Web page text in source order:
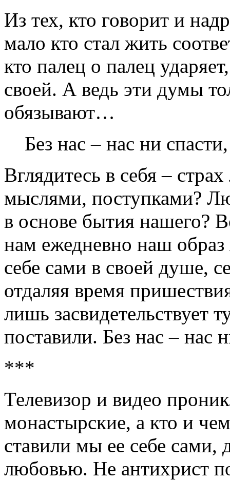
Из тех, кто говорит и
мало кто стал жить
кто палец о палец
своей. А ведь эти думы
обязывают…
Без нас – нас ни
Вглядитесь в себя –
мыслями, поступками?
в основе бытия нашего?
нам ежедневно наш
себе сами в своей душе,
отдаляя время
лишь засвидетельствует
поставили. Без нас – нас
***
Телевизор и видео
монастырские, а кто и
ставили мы ее себе сами,
любовью. Не антихрист